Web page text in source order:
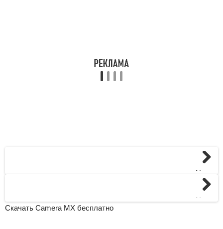
Next
Next
Скачать Camera MX бесплатно